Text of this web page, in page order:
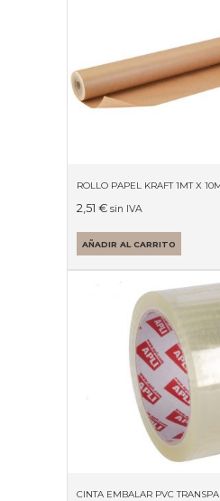
ROLLO PAPEL KRAFT 1MT X
2,51 € sin IVA
AÑADIR AL CARRITO
CINTA EMBALAR PVC